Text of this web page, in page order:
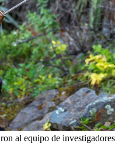
al equipo de